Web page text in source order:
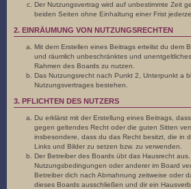
Der Nutzungsvertrag wird auf unbestimmte Zeit
beiden Seiten ohne Einhaltung einer Frist
2. EINRÄUMUNG VON NUTZUNGSRECHTEN
Mit dem Erstellen eines Beitrags erteilst du dem
und räumlich unbeschränktes und
Rahmen des Boards zu nutzen.
Das Nutzungsrecht nach Punkt 2, Unterpunkt a
Nutzungsvertrages bestehen.
3. PFLICHTEN DES NUTZERS
Du erklärst mit der Erstellung eines Beitrags,
gegen geltendes Recht oder die guten Sitten
insbesondere, dass du das Recht besitzt, die in
Links und Bilder zu setzen bzw. zu verwenden.
Der Betreiber des Boards übt das Hausrecht
Nutzungsbedingungen oder anderer im Board
Betreiber dich nach Abmahnung zeitweise oder
dieses Boards ausschließen und dir ein